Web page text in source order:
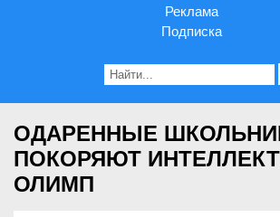
Реклама
Подписка
ОДАРЕННЫЕ
ПОКОРЯЮТ
ОЛИМП